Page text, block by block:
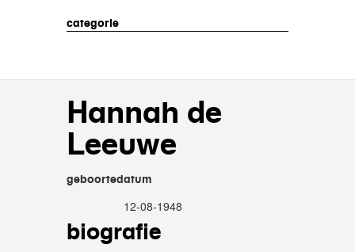
categorie
Hannah de
Leeuwe
geboortedatum
12-08-1948
biografie